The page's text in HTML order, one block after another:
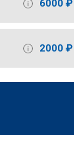
6000 ₽
2000 ₽